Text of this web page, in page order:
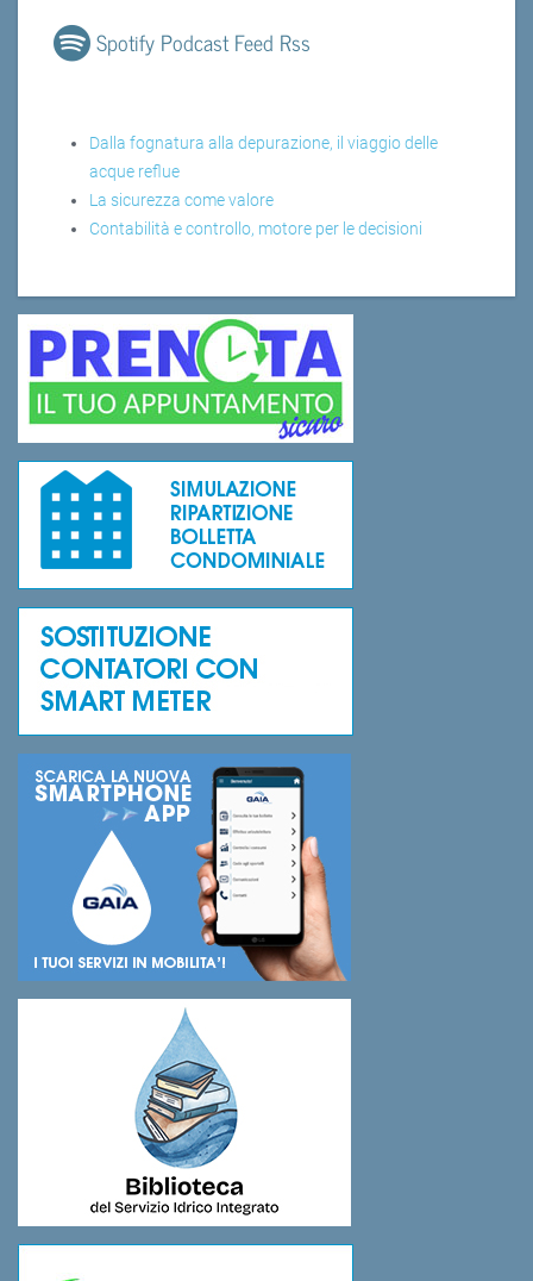
Spotify Podcast Feed Rss
Dalla fognatura alla depurazione, il viaggio delle
acque reflue
La sicurezza come valore
Contabilità e controllo, motore per le decisioni